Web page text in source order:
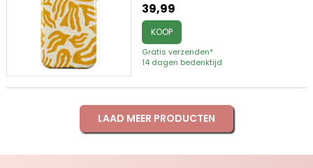
39,99
KOOP
Gratis verzenden*
14 dagen bedenktijd
LAAD MEER PRODUCTEN